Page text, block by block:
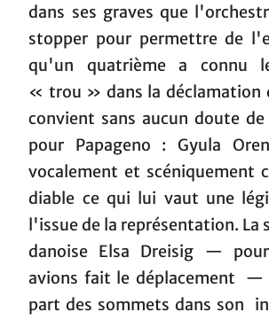
dans ses graves que
stopper pour permettre de
qu'un quatrième a connu
« trou » dans la déclamation
convient sans aucun doute
pour Papageno : Gyula
vocalement et scéniquement
diable ce qui lui vaut une
l'issue de la représentation. La
danoise Elsa Dreisig —
avions fait le déplacement —
part des sommets dans son